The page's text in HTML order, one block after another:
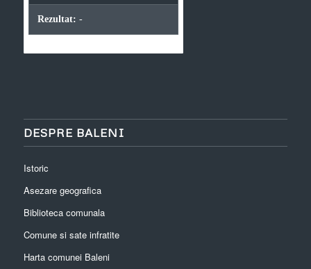
Rezultat: -
DESPRE BALENI
Istoric
Asezare geografica
Biblioteca comunala
Comune si sate infratite
Harta comunei Baleni